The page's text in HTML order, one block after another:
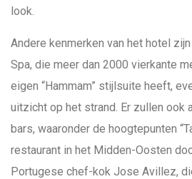
look.
Andere kenmerken van het hotel
Spa, die meer dan 2000 vierkante
eigen “Hammam” stijlsuite heeft,
uitzicht op het strand. Er zullen ook
bars, waaronder de hoogtepunten
restaurant in het Midden-Oosten
Portugese chef-kok Jose Avillez,